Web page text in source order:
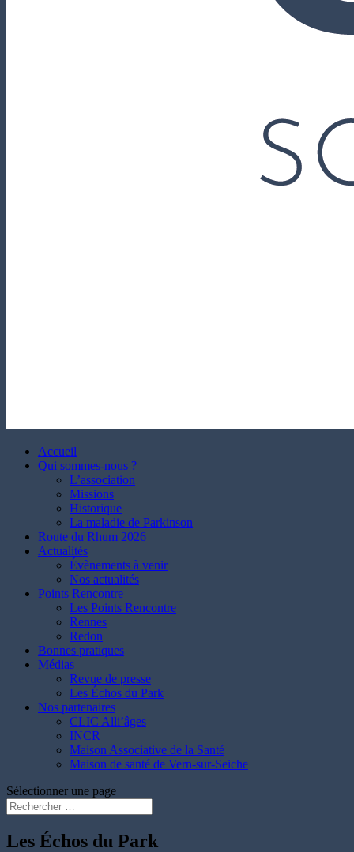
Accueil
Qui sommes-nous ?
L’association
Missions
Historique
La maladie de Parkinson
Route du Rhum 2026
Actualités
Évènements à venir
Nos actualités
Points Rencontre
Les Points Rencontre
Rennes
Redon
Bonnes pratiques
Médias
Revue de presse
Les Échos du Park
Nos partenaires
CLIC Alli’âges
INCR
Maison Associative de la Santé
Maison de santé de Vern-sur-Seiche
Sélectionner une page
Les Échos du Park